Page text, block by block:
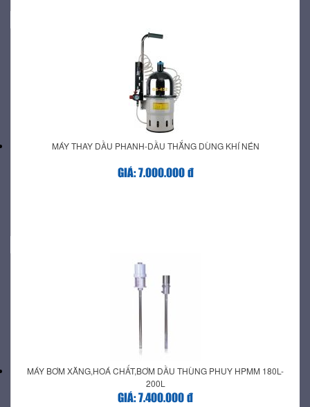
MÁY THAY DẦU PHANH-DẦU THẮNG DÙNG KHÍ NÉN
GIÁ: 7.000.000 đ
MÁY BƠM XĂNG,HOÁ CHẤT,BƠM DẦU THÙNG PHUY HPMM 180L-
200L
GIÁ: 7.400.000 đ